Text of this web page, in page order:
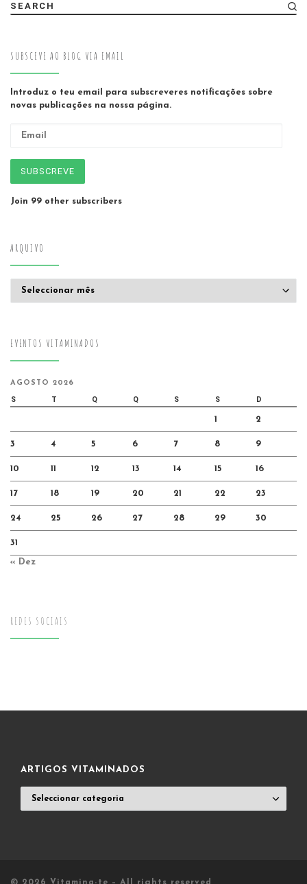
SEARCH
SUBSCEVE AO BLOG VIA EMAIL
Introduz o teu email para subscreveres notificações sobre
novas publicações na nossa página.
SUBSCREVE
Join 99 other subscribers
ARQUIVO
EVENTOS VITAMINADOS
AGOSTO 2026
S T Q Q S S D
1 2
3 4 5 6 7 8 9
10 11 12 13 14 15 16
17 18 19 20 21 22 23
24 25 26 27 28 29 30
31
« Dez
REDES SOCIAIS
ARTIGOS VITAMINADOS
VITAMINADOS